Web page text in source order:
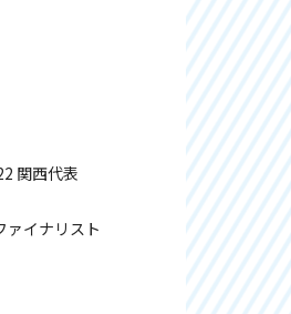
関西代表
ァイナリスト